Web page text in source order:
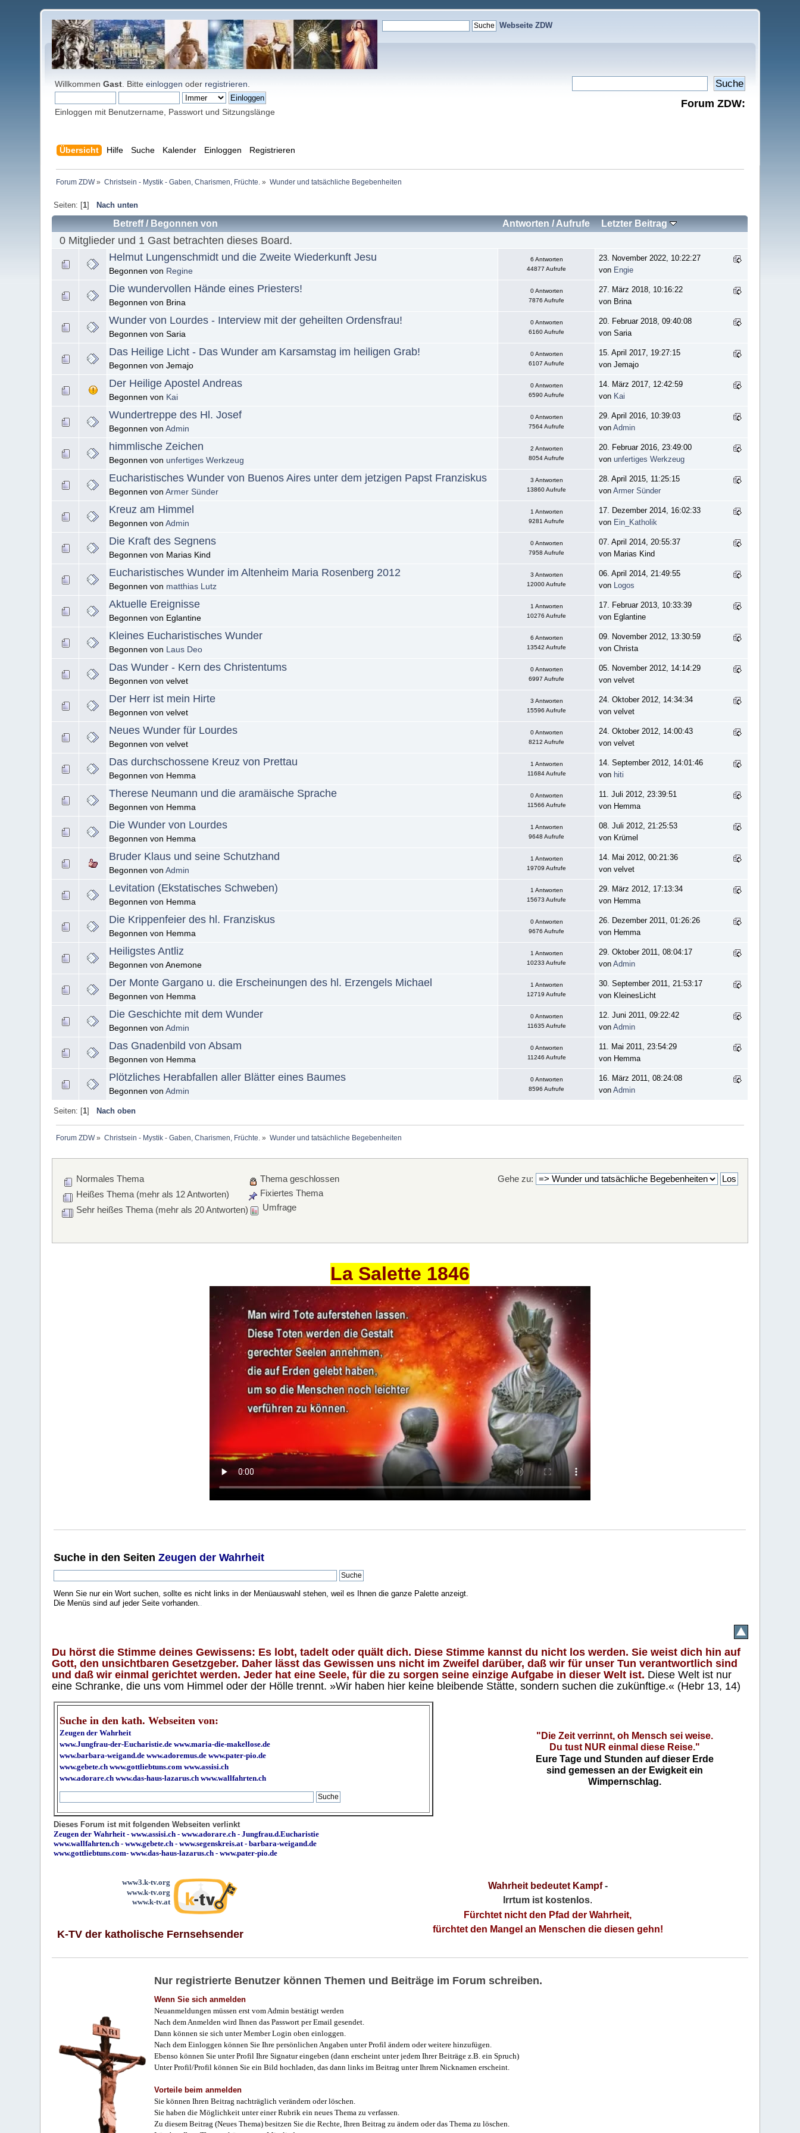
Webseite ZDW
WillkommenGast . Bitteeinloggen oder registrieren
Einloggen mit Benutzername, Passwort und Sitzungslänge
Forum ZDW:
Übersicht Hilfe Suche Kalender Einloggen Registrieren
Forum ZDW» Christsein - Mystik - Gaben, Charismen, Früchte.» Wunder und tatsächliche Begebenheiten
Seiten: [1] Nach unten
Betreff/ Begonnen von Antworten /Aufrufe Letzter Beitrag
0 Mitglieder und 1 Gast betrachten dieses Board.
Helmut Lungenschmidt und die Zweite Wiederkunft Jesu
Begonnen von Regine
6 Antworten
44877 Aufrufe
23. November 2022, 10:22:27
von Engie
Die wundervollen Hände eines Priesters!
Begonnen von Brina
0 Antworten
7876 Aufrufe
27. März 2018, 10:16:22
von Brina
Wunder von Lourdes - Interview mit der geheilten Ordensfrau!
Begonnen von Saria
0 Antworten
6160 Aufrufe
20. Februar 2018, 09:40:08
von Saria
Das Heilige Licht - Das Wunder am Karsamstag im heiligen Grab!
Begonnen von Jemajo
0 Antworten
6107 Aufrufe
15. April 2017, 19:27:15
von Jemajo
Der Heilige Apostel Andreas
Begonnen von Kai
0 Antworten
6590 Aufrufe
14. März 2017, 12:42:59
von Kai
Wundertreppe des Hl. Josef
Begonnen vonAdmin
0 Antworten
7564 Aufrufe
29. April 2016, 10:39:03
vonAdmin
himmlische Zeichen
Begonnen von unfertiges Werkzeug
2 Antworten
8054 Aufrufe
20. Februar 2016, 23:49:00
vonunfertiges Werkzeug
Eucharistisches Wunder von Buenos Aires unter dem jetzigen Papst Franziskus
Begonnen vonArmer Sünder
3 Antworten
13860 Aufrufe
28. April 2015, 11:25:15
vonArmer Sünder
Kreuz am Himmel
Begonnen vonAdmin
1 Antworten
9281 Aufrufe
17. Dezember 2014, 16:02:33
von Ein_Katholik
Die Kraft des Segnens
Begonnen von Marias Kind
0 Antworten
7958 Aufrufe
07. April 2014, 20:55:37
von Marias Kind
Eucharistisches Wunder im Altenheim Maria Rosenberg 2012
Begonnen von matthias Lutz
3 Antworten
12000 Aufrufe
06. April 2014, 21:49:55
von Logos
Aktuelle Ereignisse
Begonnen von Eglantine
1 Antworten
10276 Aufrufe
17. Februar 2013, 10:33:39
von Eglantine
Kleines Eucharistisches Wunder
Begonnen von Laus Deo
6 Antworten
13542 Aufrufe
09. November 2012, 13:30:59
von Christa
Das Wunder - Kern des Christentums
Begonnen von velvet
0 Antworten
6997 Aufrufe
05. November 2012, 14:14:29
von velvet
Der Herr ist mein Hirte
Begonnen von velvet
3 Antworten
15596 Aufrufe
24. Oktober 2012, 14:34:34
von velvet
Neues Wunder für Lourdes
Begonnen von velvet
0 Antworten
8212 Aufrufe
24. Oktober 2012, 14:00:43
von velvet
Das durchschossene Kreuz von Prettau
Begonnen von Hemma
1 Antworten
11684 Aufrufe
14. September 2012, 14:01:46
von hiti
Therese Neumann und die aramäische Sprache
Begonnen von Hemma
0 Antworten
11566 Aufrufe
11. Juli 2012, 23:39:51
von Hemma
Die Wunder von Lourdes
Begonnen von Hemma
1 Antworten
9648 Aufrufe
08. Juli 2012, 21:25:53
von Krümel
Bruder Klaus und seine Schutzhand
Begonnen vonAdmin
1 Antworten
19709 Aufrufe
14. Mai 2012, 00:21:36
von velvet
Levitation (Ekstatisches Schweben)
Begonnen von Hemma
1 Antworten
15673 Aufrufe
29. März 2012, 17:13:34
von Hemma
Die Krippenfeier des hl. Franziskus
Begonnen von Hemma
0 Antworten
9676 Aufrufe
26. Dezember 2011, 01:26:26
von Hemma
Heiligstes Antliz
Begonnen von Anemone
1 Antworten
10233 Aufrufe
29. Oktober 2011, 08:04:17
vonAdmin
Der Monte Gargano u. die Erscheinungen des hl. Erzengels Michael
Begonnen von Hemma
1 Antworten
12719 Aufrufe
30. September 2011, 21:53:17
von KleinesLicht
Die Geschichte mit dem Wunder
Begonnen vonAdmin
0 Antworten
11635 Aufrufe
12. Juni 2011, 09:22:42
vonAdmin
Das Gnadenbild von Absam
Begonnen von Hemma
0 Antworten
11246 Aufrufe
11. Mai 2011, 23:54:29
von Hemma
Plötzliches Herabfallen aller Blätter eines Baumes
Begonnen vonAdmin
0 Antworten
8596 Aufrufe
16. März 2011, 08:24:08
vonAdmin
Seiten: [1] Nach oben
Forum ZDW» Christsein - Mystik - Gaben, Charismen, Früchte.» Wunder und tatsächliche Begebenheiten
Gehe zu:
Normales Thema
Heißes Thema (mehr als 12 Antworten)
Sehr heißes Thema (mehr als 20 Antworten)
Thema geschlossen
Fixiertes Thema
Umfrage
La Salette 1846
Suche in den SeitenZeugen der Wahrheit
Wenn Sie nur ein Wort suchen, sollte es nicht links in der Menüauswahl stehen, weil es Ihnen die ganze Palette anzeigt.
Die Menüs sind auf jeder Seite vorhanden.
Du hörst die Stimme deines Gewissens: Es lobt, tadelt oder quält dich. Diese Stimme kannst du nicht los werden. Sie weist dich hin auf
Gott, den unsichtbaren Gesetzgeber. Daher lässt das Gewissen uns nicht im Zweifel darüber, daß wir für unser Tun verantwortlich sind
und daß wir einmal gerichtet werden. Jeder hat eine Seele, für die zu sorgen seine einzige Aufgabe in dieser Welt ist. Diese Welt ist nur
eine Schranke, die uns vom Himmel oder der Hölle trennt. »Wir haben hier keine bleibende Stätte, sondern suchen die zukünftige.« (Hebr 13, 14)
Suche in den kath. Webseiten von:
Zeugen der Wahrheit
www.Jungfrau-der-Eucharistie.de www.maria-die-makellose.de
www.barbara-weigand.de www.adoremus.de www.pater-pio.de
www.gebete.ch www.gottliebtuns.com www.assisi.ch
www.adorare.ch www.das-haus-lazarus.ch www.wallfahrten.ch
"Die Zeit verrinnt, oh Mensch sei weise.
Du tust NUR einmal diese Reise."
Eure Tage und Stunden auf dieser Erde
sind gemessen an der Ewigkeit ein
Wimpernschlag.
Dieses Forum ist mit folgenden Webseiten verlinkt
Zeugen der Wahrheit -www.assisi.ch -www.adorare.ch -Jungfrau.d.Eucharistie
www.wallfahrten.ch -www.gebete.ch -www.segenskreis.at -barbara-weigand.de
www.gottliebtuns.com-www.das-haus-lazarus.ch - www.pater-pio.de
www3.k-tv.org
www.k-tv.org
www.k-tv.at
K-TV der katholische Fernsehsender
Wahrheit bedeutet Kampf-
Irrtum ist kostenlos.
Fürchtet nicht den Pfad der Wahrheit,
fürchtet den Mangel an Menschen die diesen gehn!
Nur registrierte Benutzer können Themen und Beiträge im Forum schreiben.
Wenn Sie sich anmelden
Neuanmeldungen müssen erst vom Admin bestätigt werden
Nach dem Anmelden wird Ihnen das Passwort per Email gesendet.
Dann können sie sich unter Member Login oben einloggen.
Nach dem Einloggen können Sie Ihre persönlichen Angaben unter Profil ändern oder weitere hinzufügen.
Ebenso können Sie unter Profil Ihre Signatur eingeben (dann erscheint unter jedem Ihrer Beiträge z.B. ein Spruch)
Unter Profil/Profil können Sie ein Bild hochladen, das dann links im Beitrag unter Ihrem Nicknamen erscheint.
Vorteile beim anmelden
Sie können Ihren Beitrag nachträglich verändern oder löschen.
Sie haben die Möglichkeit unter einer Rubrik ein neues Thema zu verfassen.
Zu diesem Beitrag (Neues Thema) besitzen Sie die Rechte, Ihren Beitrag zu ändern oder das Thema zu löschen.